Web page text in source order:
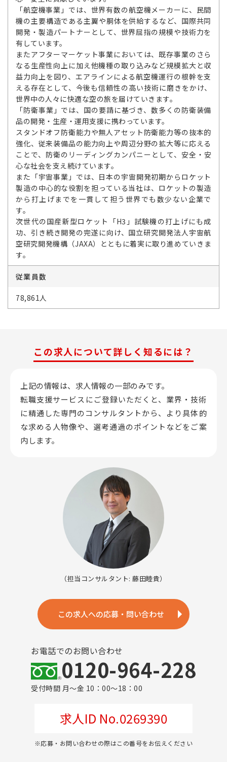
「航空機事業」では、世界有数の航空機メーカーに、民間
機の主要構造である主翼や胴体を供給するなど、国際共同
開発・製造パートナーとして、世界屈指の規模や技術力を
有しています。
またアフターマーケット事業においては、既存事業のさら
なる生産性向上に加え他機種の取り込みなど規模拡大と収
益力向上を図り、エアラインによる航空機運行の根幹を支
える存在として、今後も信頼性の高い技術に磨きをかけ、
世界中の人々に快適な空の旅を届けていきます。
「防衛事業」では、国の要請に基づき、数多くの防衛装備
品の開発・生産・運用支援に携わっています。
スタンドオフ防衛能力や無人アセット防衛能力等の抜本的
強化、従来装備品の能力向上や周辺分野の拡大等に応える
ことで、防衛のリーディングカンパニーとして、安全・安
心な社会を支え続けています。
また「宇宙事業」では、日本の宇宙開発初期からロケット
製造の中心的な役割を担っている当社は、ロケットの製造
から打上げまでを一貫して担う世界でも数少ない企業で
す。
次世代の国産新型ロケット「H3」試験機の打上げにも成
功、引き続き開発の完遂に向け、国立研究開発法人宇宙航
空研究開発機構（JAXA）とともに着実に取り進めていきま
す。
従業員数
78,861人
この求人について詳しく知るには？
上記の情報は、求人情報の一部のみです。
転職支援サービスにご登録いただくと、業界・技術
に精通した専門のコンサルタントから、 より具体的
な求める人物像や、選考通過のポイントなどをご案
内します。
（担当コンサルタント: 藤田睦貴）
この求人への応募・問い合わせ
お電話でのお問い合わせ
0120-964-228
受付時間 月～金 10：00～18：00
求人ID No.0269390
※応募・お問い合わせの際はこの番号をお伝えください